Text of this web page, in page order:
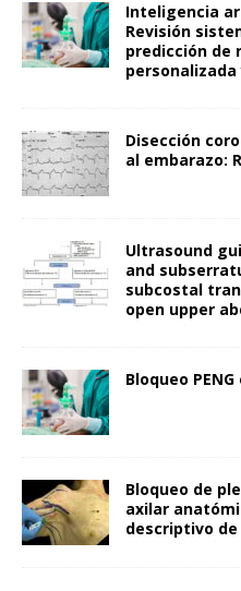
Inteligencia
Revisión
predicción de
Disección
al embarazo:
Ultrasound
and
subcostal
open upper
Bloqueo
Bloqueo de
axilar
descriptivo